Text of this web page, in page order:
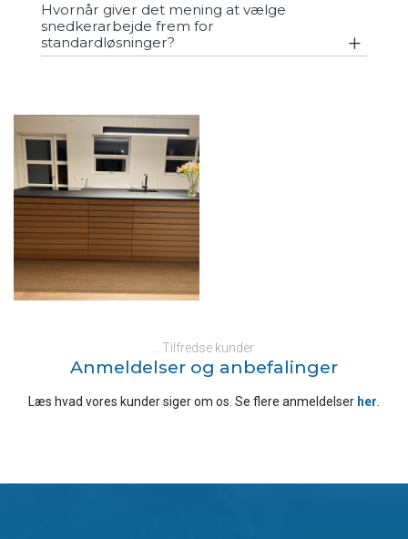
Hvornår giver det mening at vælge
snedkerarbejde frem for
standardløsninger?
...Tilfredse kunder
Anmeldelser og anbefalinger
Læs hvad vores kunder siger om os. Se flere anmeldelser her